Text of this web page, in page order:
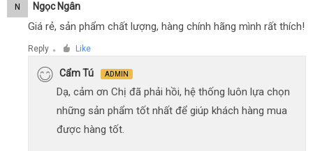
N Ngọc Ngân
Giá rẻ, sản phẩm chất lượng, hàng chính hãng mình rất thích!
Reply ● Like
Cẩm Tú ADMIN
Dạ, cảm ơn Chị đã phải hồi, hệ thống luôn lựa chọn
những sản phẩm tốt nhất để giúp khách hàng mua
được hàng tốt.